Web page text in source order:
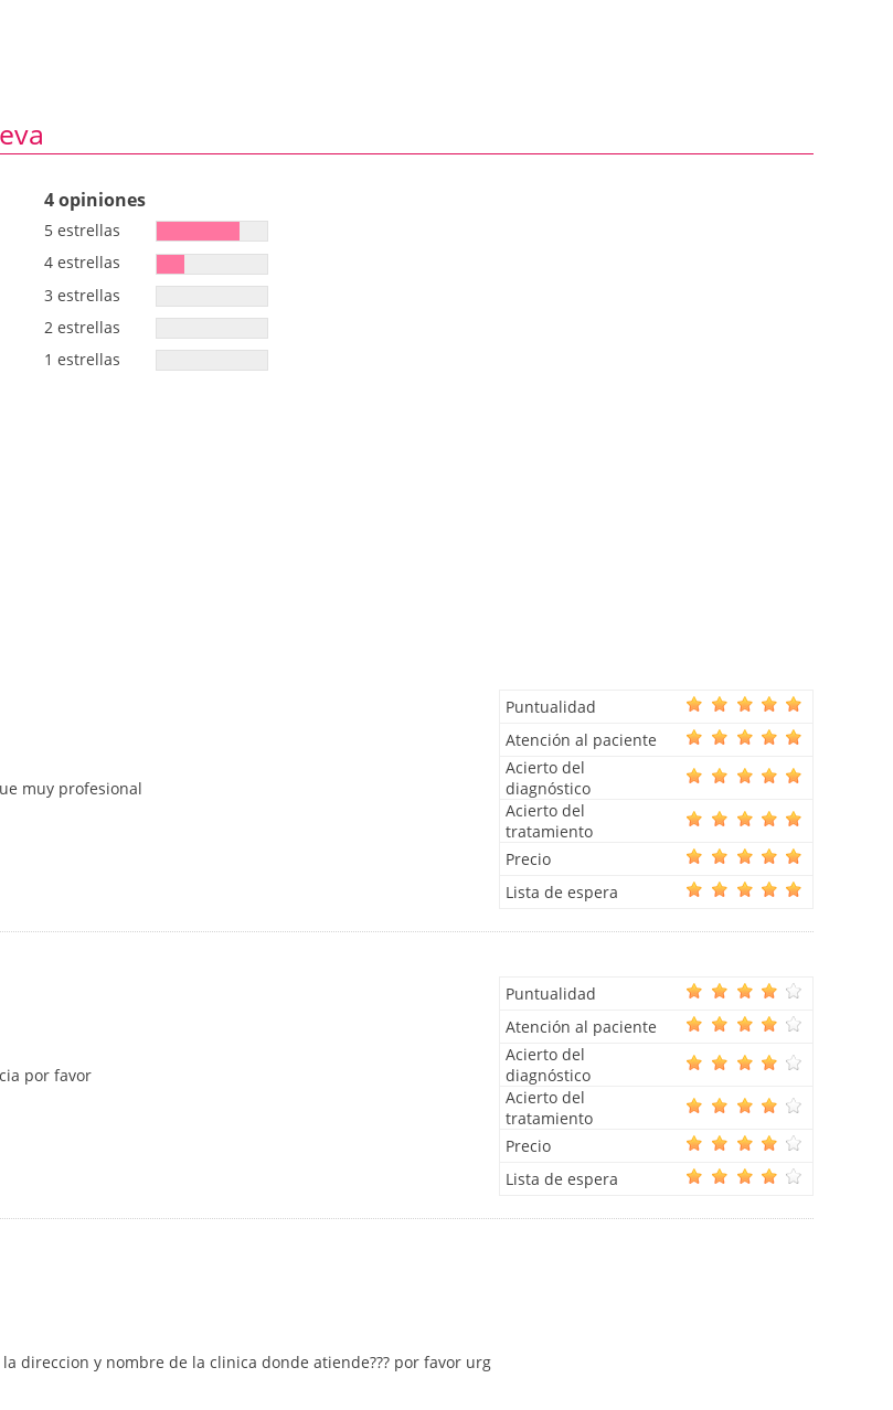
4 opiniones
5 estrellas
4 estrellas
3 estrellas
2 estrellas
1 estrellas
muy profesional
Puntualidad
Atención al paciente
Acierto del
diagnóstico
Acierto del
tratamiento
Precio
Lista de espera
por favor
Puntualidad
Atención al paciente
Acierto del
diagnóstico
Acierto del
tratamiento
Precio
Lista de espera
direccion y nombre de la clinica donde atiende??? por favor urg